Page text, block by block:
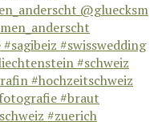
@gluecksm